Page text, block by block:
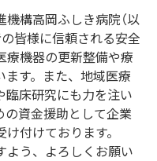
構高岡ふしき病院（以
の皆様に信頼される安全
療機器の更新整備や療
す。また、地域医療
臨床研究にも力を注い
資金援助として企業
付けております。
よう、よろしくお願い